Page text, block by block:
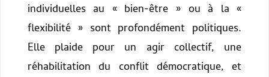
individuelles au « bien-être » ou à la «
flexibilité » sont profondément politiques.
Elle plaide pour un agir collectif, une
réhabilitation du conflit démocratique, et